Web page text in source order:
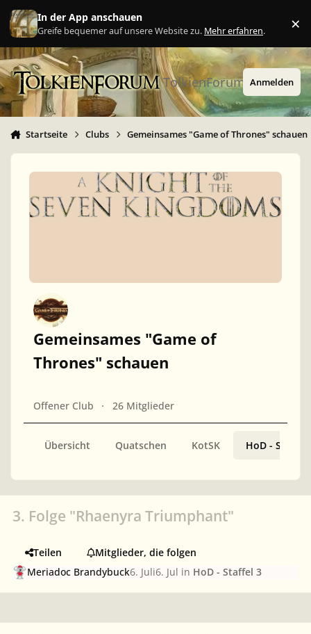
Zu Inhalt springen
In der App anschauen
Greife bequemer auf unsere Website zu. Mehr erfahren. ×
TolkienForum Anmelden
Startseite Clubs Gemeinsames "Game of Thrones" schauen
Gemeinsames "Game of
Thrones" schauen
Offener Club 26 Mitglieder
Übersicht Quatschen KotSK HoD - Staffel
3. Folge "Rhaenyra Triumphant"
Teilen
Mitglieder, die folgen
Meriadoc Brandybuck6. Juli6. Jul in HoD - Staffel 3